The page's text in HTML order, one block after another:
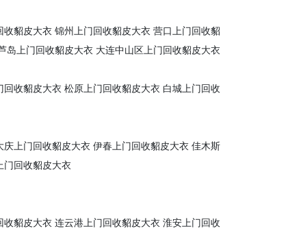
收貂皮大衣 锦州上门回收貂皮大衣 营口上门回收貂
岛上门回收貂皮大衣 大连中山区上门回收貂皮大衣
回收貂皮大衣 松原上门回收貂皮大衣 白城上门回收
庆上门回收貂皮大衣 伊春上门回收貂皮大衣 佳木斯
门回收貂皮大衣
收貂皮大衣 连云港上门回收貂皮大衣 淮安上门回收